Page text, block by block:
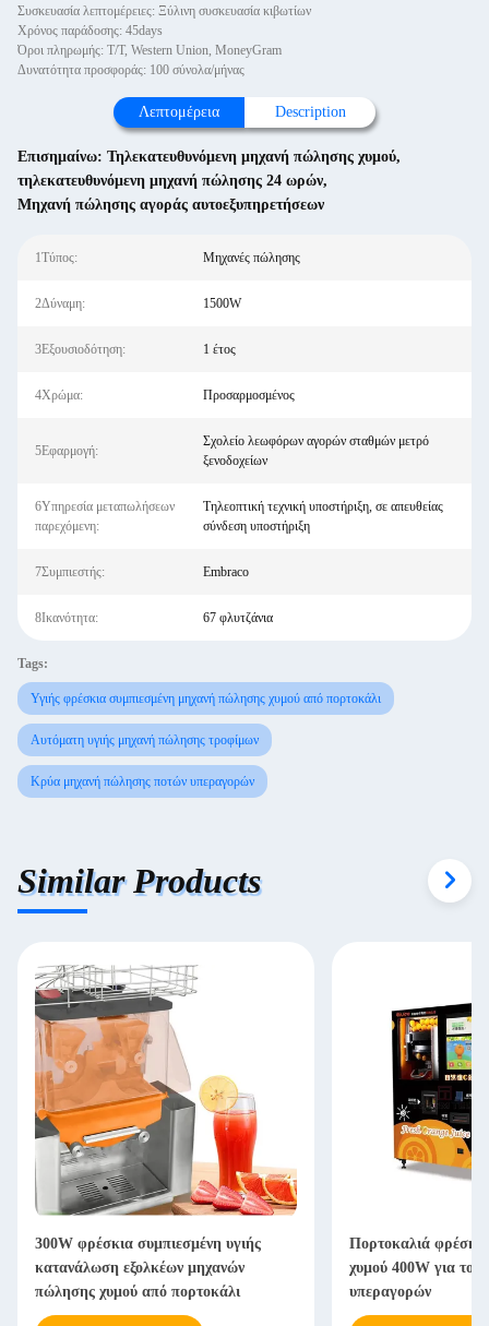
Συσκευασία λεπτομέρειες: Ξύλινη συσκευασία κιβωτίων
Χρόνος παράδοσης: 45days
Όροι πληρωμής: T/T, Western Union, MoneyGram
Δυνατότητα προσφοράς: 100 σύνολα/μήνας
Λεπτομέρεια Description
Επισημαίνω: Τηλεκατευθυνόμενη μηχανή πώλησης χυμού,
τηλεκατευθυνόμενη μηχανή πώλησης 24 ωρών,
Μηχανή πώλησης αγοράς αυτοεξυπηρετήσεων
1Τύπος: Μηχανές πώλησης
2Δύναμη: 1500W
3Εξουσιοδότηση: 1 έτος
4Χρώμα: Προσαρμοσμένος
5Εφαρμογή:
Σχολείο λεωφόρων αγορών σταθμών μετρό
ξενοδοχείων
6Υπηρεσία μεταπωλήσεων
παρεχόμενη:
Τηλεοπτική τεχνική υποστήριξη, σε απευθείας
σύνδεση υποστήριξη
7Συμπιεστής: Embraco
8Ικανότητα: 67 φλυτζάνια
Tags:
Υγιής φρέσκια συμπιεσμένη μηχανή πώλησης χυμού από πορτοκάλι
Αυτόματη υγιής μηχανή πώλησης τροφίμων
Κρύα μηχανή πώλησης ποτών υπεραγορών
Similar Products
300W φρέσκια συμπιεσμένη υγιής
κατανάλωση εξολκέων μηχανών
πώλησης χυμού από πορτοκάλι
Πορτοκαλιά
χυμού 400W για το
υπεραγορών